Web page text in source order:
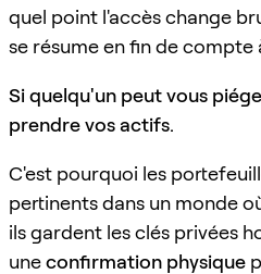
quel point l'accès change
se résume en fin de compte
Si quelqu'un peut vous
prendre vos actifs.
C'est pourquoi les
pertinents dans un monde
ils gardent les clés privées
uneconfirmation physique